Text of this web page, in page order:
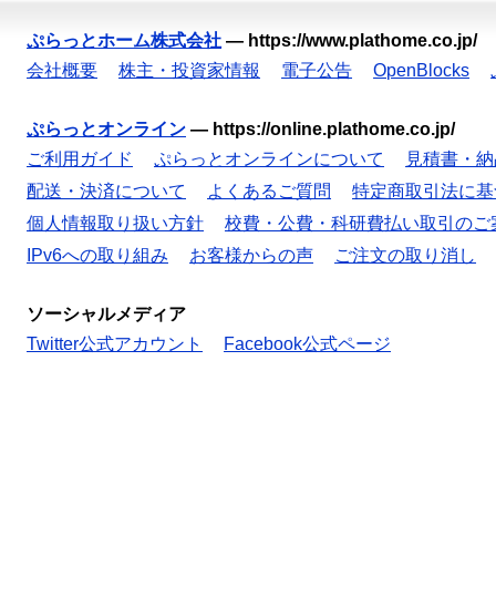
ぷらっとホーム株式会社 — https://www.plathome.co.jp/
会社概要
株主・投資家情報 電子公告 OpenBlocks
ぷらっとオンライン — https://online.plathome.co.jp/
ご利用ガイド
ぷらっとオンラインについて
見積書・
配送・決済について
よくあるご質問
特定商取引法に
個人情報取り扱い方針
校費・公費・科研費払い取引のご
IPv6への取り組み
お客様からの声 ご注文の取り消し
ソーシャルメディア
Twitter公式アカウント
Facebook公式ページ